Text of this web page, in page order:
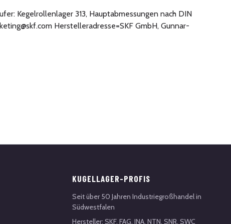
Kegelrollenlager 313, Hauptabmessungen nach DIN
Herstelleradresse=SKF GmbH, Gunnar-
KUGELLAGER-PROFIS
Seit über 50 Jahren Industriegroßhandel in
Südwestfalen
Hersteller: SKF, FAG, INA, NTN, SNR, SWC